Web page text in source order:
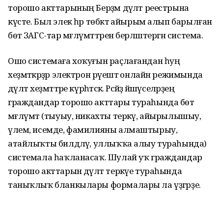
торошо акттарының Берҙәм дәүләт реестрына
күсте. Был элек һәр төбәктә айырым алып барылған
бөтә ЗАГС-тар мәғлүмәттәрен берләштергән система.
Ошо системаға хоҡуғын раҫлағандан һуң
хеҙмәткәрҙәр электрон рәүештә онлайн режимында
дәүләт хеҙмәттәре күрһәтәсәк. Рәсәйҙә йәшәүселәрҙең
граждандар торошо акттары тураһында бөтә
мәғлүмәт (тыуыу, никахты теркәү, айырылышыу,
үлем, исемде, фамилияны алмаштырыу,
атайлыҡты билдәләү, уллыҡҡа алыу тураһында)
системала һаҡланасаҡ. Шулай уҡ граждандар
торошо акттарын дәүләт теркәүе тураһында
таныҡлыҡ бланкылары формалары ла үҙгәрҙе.